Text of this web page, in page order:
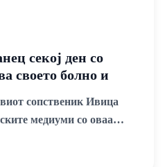
секој ден со
своето болно и
сопственик Ивица
медиуми со оваа
и куче